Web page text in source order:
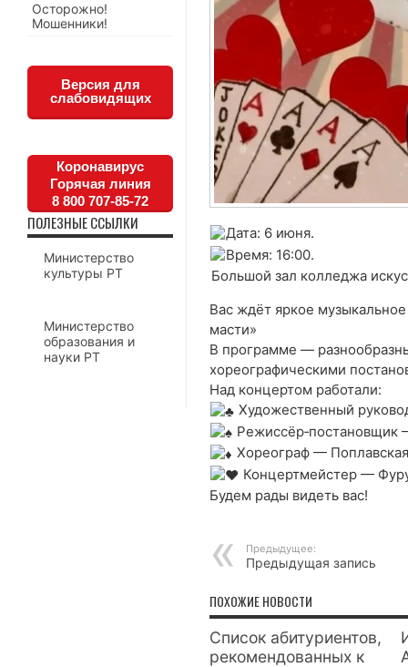
Дата: 6 июня.
Время: 16:00.
Большой зал колледжа
Вас ждёт яркое
масти»
В программе —
хореографическими
Над концертом работали:
Художественный
Режиссёр‑постановщик
Хореограф —
Концертмейстер —
Будем рады видеть вас!
Предыдущее:
Предыдущая запись
ПОХОЖИЕ НОВОСТИ
Список абитуриентов,
рекомендованных к
Осторожно!
Мошенники!
Версия для
слабовидящих
Коронавирус
Горячая линия
8 800 707-85-72
ПОЛЕЗНЫЕ ССЫЛКИ
Министерство
культуры РТ
Министерство
образования и
науки РТ